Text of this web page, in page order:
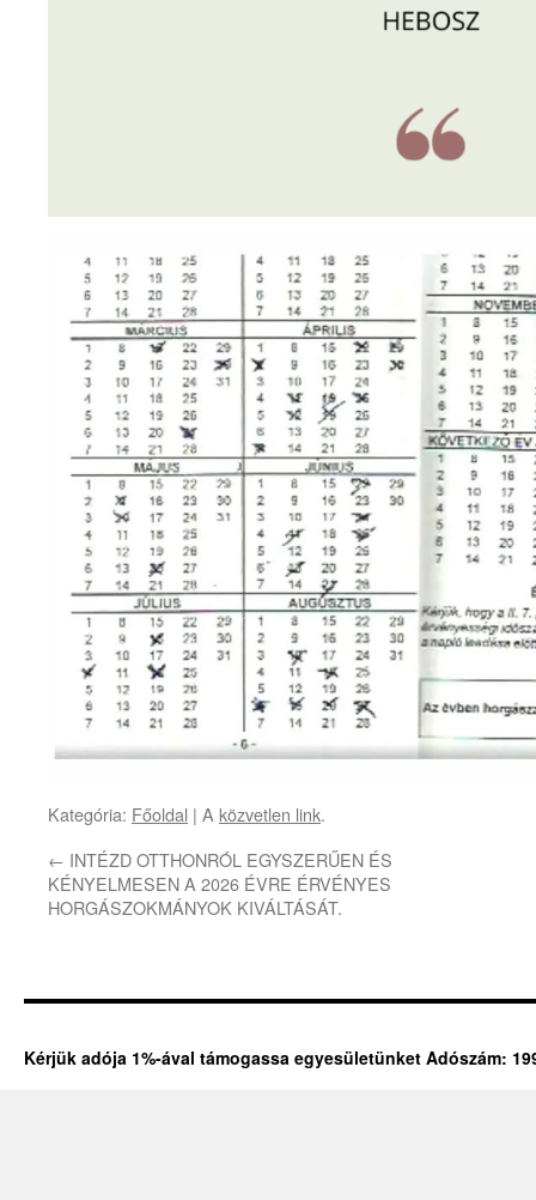
Kategória: Főoldal | A közvetlen link.
← INTÉZD OTTHONRÓL EGYSZERŰEN ÉS
KÉNYELMESEN A 2026 ÉVRE ÉRVÉNYES
HORGÁSZOKMÁNYOK KIVÁLTÁSÁT.
Kérjük adója 1%-ával támogassa egyesületünket Adószám: